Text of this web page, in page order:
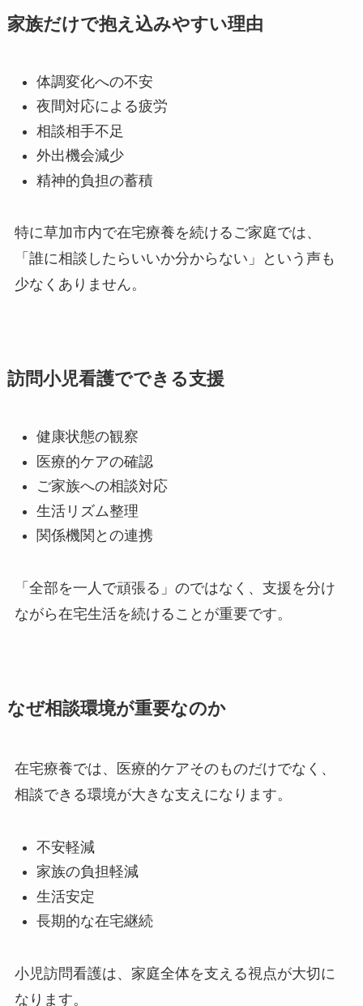
家族だけで抱え込みやすい理由
体調変化への不安
夜間対応による疲労
相談相手不足
外出機会減少
精神的負担の蓄積
特に草加市内で在宅療養を続けるご家庭では、
「誰に相談したらいいか分からない」という声も
少なくありません。
訪問小児看護でできる支援
健康状態の観察
医療的ケアの確認
ご家族への相談対応
生活リズム整理
関係機関との連携
「全部を一人で頑張る」のではなく、支援を分け
ながら在宅生活を続けることが重要です。
なぜ相談環境が重要なのか
在宅療養では、医療的ケアそのものだけでなく、
相談できる環境が大きな支えになります。
不安軽減
家族の負担軽減
生活安定
長期的な在宅継続
小児訪問看護は、家庭全体を支える視点が大切に
なります。